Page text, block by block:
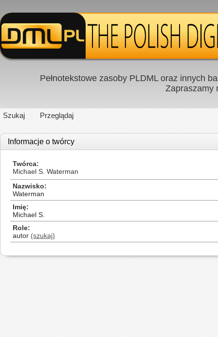
Pełnotekstowe zasoby PLDML oraz innych
Zapraszamy
Szukaj Przeglądaj
Informacje o twórcy
Twórca
Michael S. Waterman
Nazwisko
Waterman
Imię
Michael S.
Role
autor (szukaj)